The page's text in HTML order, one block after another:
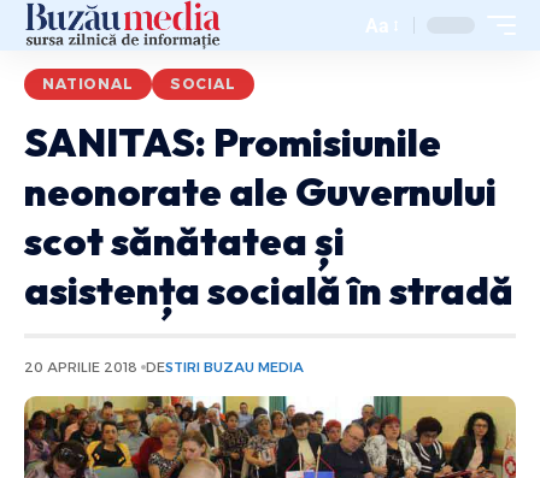
Aa
NATIONAL SOCIAL
SANITAS: Promisiunile
neonorate ale Guvernului
scot sănătatea și
asistența socială în stradă
20 APRILIE 2018 DESTIRI BUZAU MEDIA